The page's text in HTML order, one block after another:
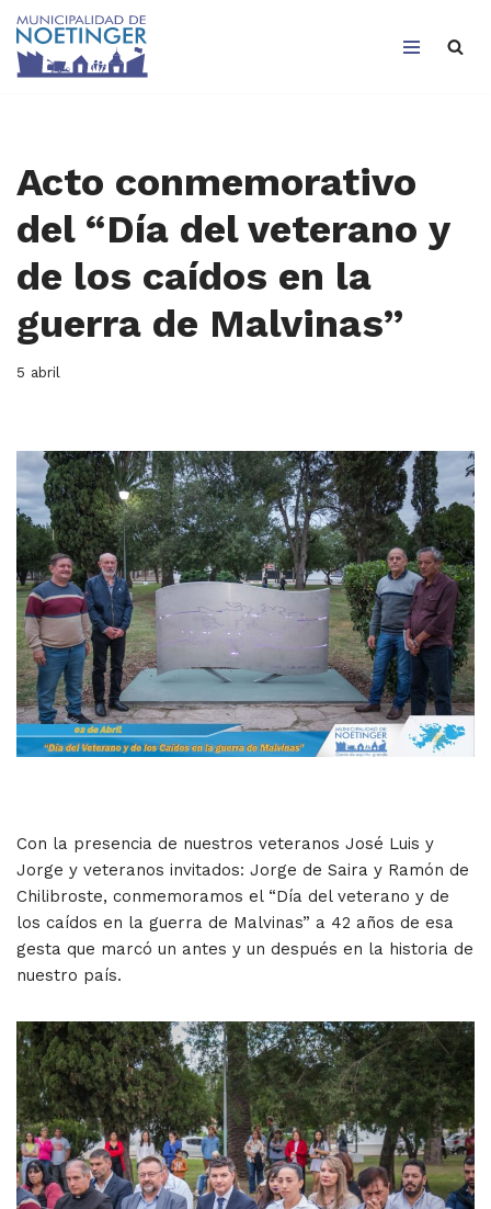
Saltar
Acto conmemorativo
del “Día del veterano y
de los caídos en la
guerra de Malvinas”
5 abril
Con la presencia de nuestros veteranos José Luis y
Jorge y veteranos invitados: Jorge de Saira y Ramón de
Chilibroste, conmemoramos el “Día del veterano y de
los caídos en la guerra de Malvinas” a 42 años de esa
gesta que marcó un antes y un después en la historia de
nuestro país.